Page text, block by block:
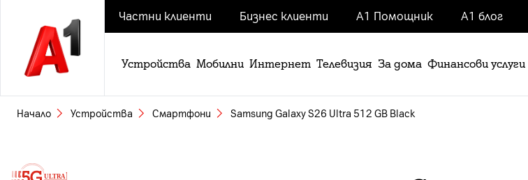
Частни клиенти Бизнес клиенти А1 Помощник А1 блог
Устройства Мобилни Интернет Телевизия За дома Финансови услуги
Начало Устройства Смартфони Samsung Galaxy S26 Ultra 512 GB Black